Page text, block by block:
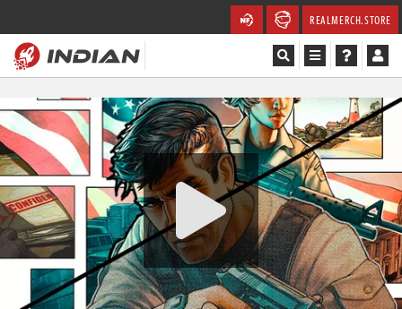
REALMERCH.STORE
Magazín
Recenze
Videa
Soutěže
Databáze